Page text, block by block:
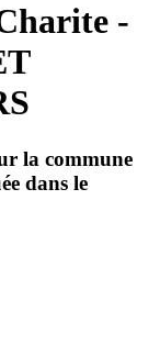
-
la commune
dans le